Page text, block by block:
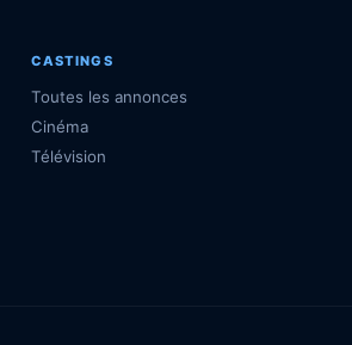
CASTINGS
Toutes les annonces
Cinéma
Télévision